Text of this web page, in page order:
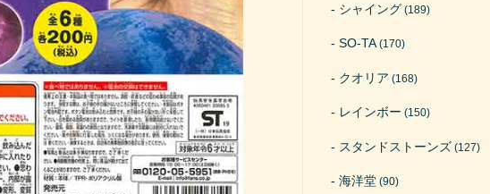
シャイング (189)
SO-TA(170)
クオリア (168)
レインボー (150)
スタンドストーンズ (127)
海洋堂 (90)